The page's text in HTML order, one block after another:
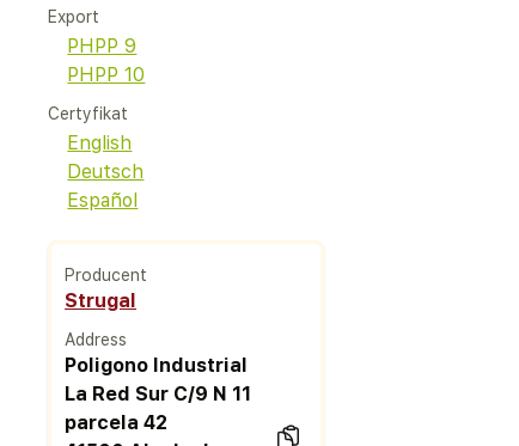
Export
PHPP 9
PHPP 10
Certyfikat
English
Deutsch
Español
Producent
Strugal
Address
Poligono Industrial
La Red Sur C/9 N 11
parcela 42